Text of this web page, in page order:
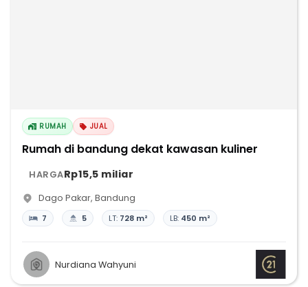
RUMAH JUAL
Rumah di bandung dekat kawasan kuliner
HARGARp15,5 miliar
Dago Pakar, Bandung
7 5 LT: 728 m² LB: 450 m²
Nurdiana Wahyuni